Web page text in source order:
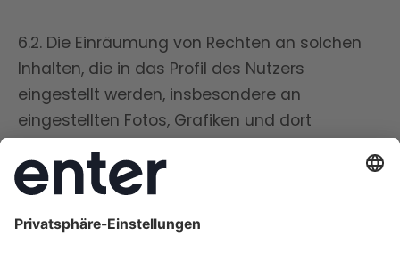
6.2. Die Einräumung von Rechten an solchen
Inhalten, die in das Profil des Nutzers
eingestellt werden, insbesondere an
eingestellten Fotos, Grafiken und dort
auf die Dauer des Nutzungsverhältnisses
beschränkt. Die Einräumung von Rechten an
allen anderen Inhalten, die der Nutzer